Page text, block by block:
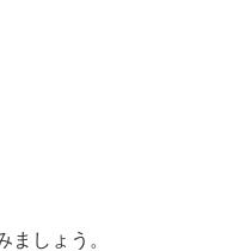
しょう。